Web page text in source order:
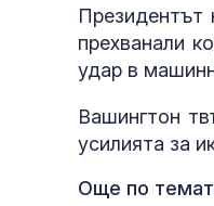
прехванали
удар в
Вашингтон
усилията за
Още по